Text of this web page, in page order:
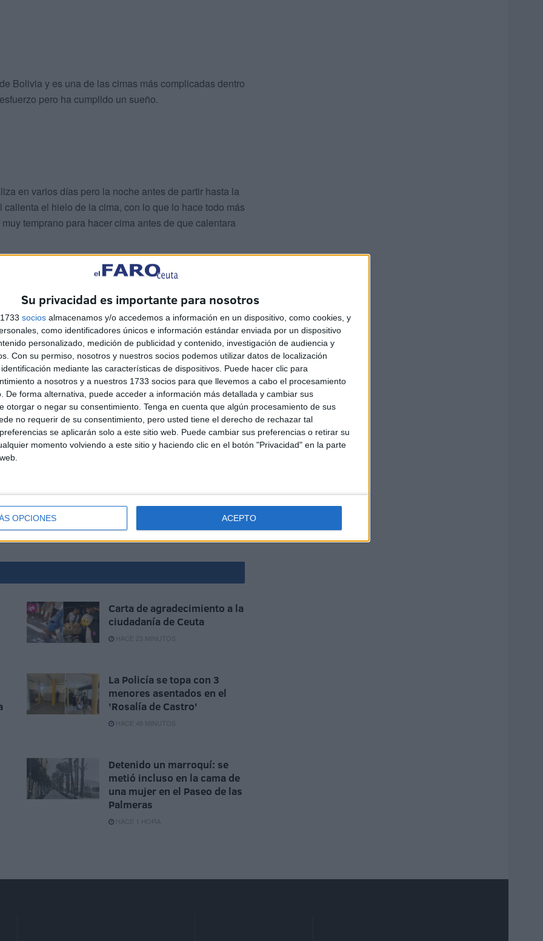
Su privacidad es importante para nosotros
socios almacenamos y/o accedemos a información en un dispositivo, como cookies, y
como identificadores únicos e información estándar enviada por un dispositivo
personalizado, medición de publicidad y contenido, investigación de audiencia y
Con su permiso, nosotros y nuestros socios podemos utilizar datos de localización
mediante las características de dispositivos. Puede hacer clic para
a nosotros y a nuestros 1733 socios para que llevemos a cabo el procesamiento
De forma alternativa, puede acceder a información más detallada y cambiar sus
otorgar o negar su consentimiento. Tenga en cuenta que algún procesamiento de sus
no requerir de su consentimiento, pero usted tiene el derecho de rechazar tal
se aplicarán solo a este sitio web. Puede cambiar sus preferencias o retirar su
momento volviendo a este sitio y haciendo clic en el botón "Privacidad" en la parte
OPCIONES ACEPTO
Bolivia y es una de las cimas más complicadas dentro
pero ha cumplido un sueño.
en varios días pero la noche antes de partir hasta la
el hielo de la cima, con lo que lo hace todo más
temprano para hacer cima antes de que calentara
el Mundo, por detrás claro de la cordillera del
encuentra a más de 8.000 metros de altitud.
no sólo físicamente sino también mentalmente. Se
bruscos de temperatura, lo que provoca que
de culminar la montaña.
Diego Alejandro Pozo es uno de los pocos ceutíes
le toca descansar y pensar en la siguiente cima.
Carta de agradecimiento a la
ciudadanía de Ceuta
HACE 23 MINUTOS
La Policía se topa con 3
menores asentados en el
'Rosalía de Castro'
HACE 48 MINUTOS
Detenido un marroquí: se
metió incluso en la cama de
una mujer en el Paseo de las
Palmeras
HACE 1 HORA